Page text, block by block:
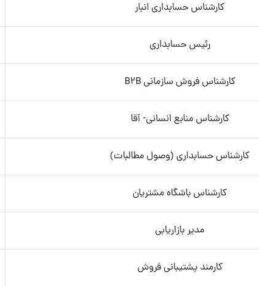
کارشناس حسابداری انبار
رئیس حسابداری
کارشناس فروش سازمانی B2B
کارشناس منابع انسانی- آقا
کارشناس حسابداری (وصول مطالبات)
کارشناس باشگاه مشتریان
مدیر بازاریابی
کارمند پشتیبانی فروش